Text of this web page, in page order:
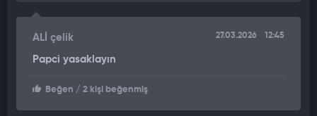
ALİ çelik 27.03.2026 12:45
Papci yasaklayın
Beğen / 2 kişi beğenmiş